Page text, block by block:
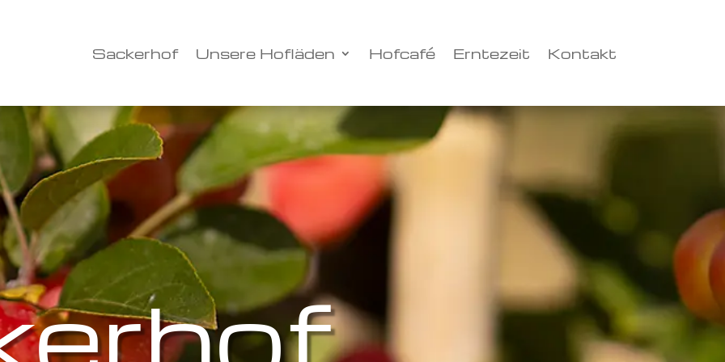
Sackerhof Unsere Hofläden Hofcafé Erntezeit Kontakt